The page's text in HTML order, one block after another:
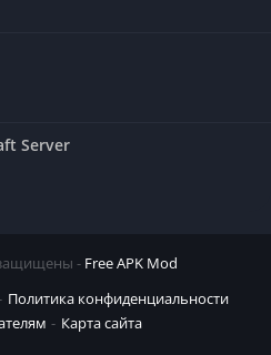
Server
- Free APK Mod
Политика конфиденциальности
Карта сайта